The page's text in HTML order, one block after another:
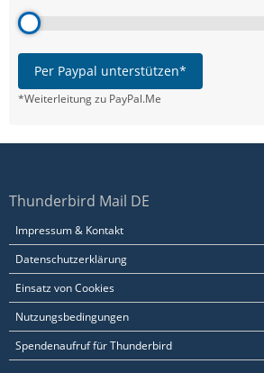
Per Paypal unterstützen*
*Weiterleitung zu PayPal.Me
Thunderbird Mail DE
Impressum & Kontakt
Datenschutzerklärung
Einsatz von Cookies
Nutzungsbedingungen
Spendenaufruf für Thunderbird